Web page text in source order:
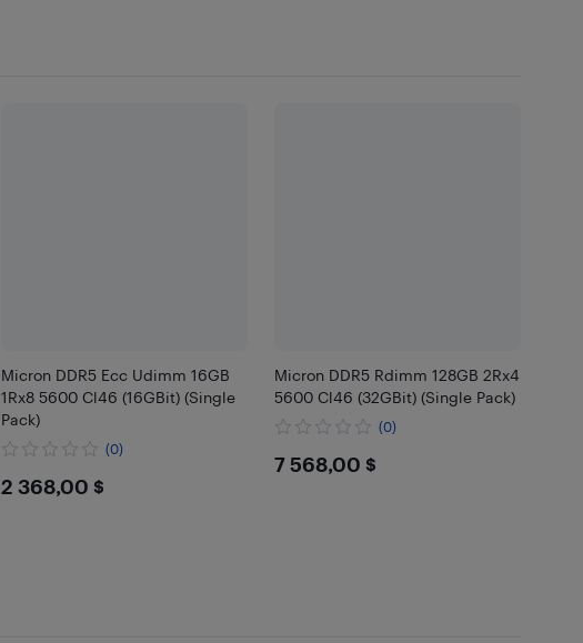
Micron DDR5 Ecc Udimm 16GB
1Rx8 5600 Cl46 (16GBit) (Single
Pack)
(0)
$2368
2 368,00 $
Micron DDR5 Rdimm 128GB 2Rx4
5600 Cl46 (32GBit) (Single Pack)
(0)
$7568
7 568,00 $